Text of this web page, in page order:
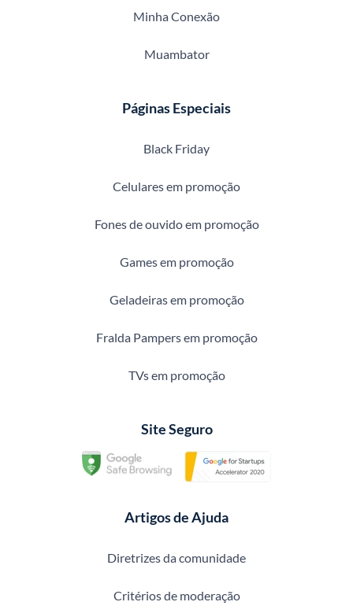
Minha Conexão
Muambator
Páginas Especiais
Black Friday
Celulares em promoção
Fones de ouvido em promoção
Games em promoção
Geladeiras em promoção
Fralda Pampers em promoção
TVs em promoção
Site Seguro
Artigos de Ajuda
Diretrizes da comunidade
Critérios de moderação